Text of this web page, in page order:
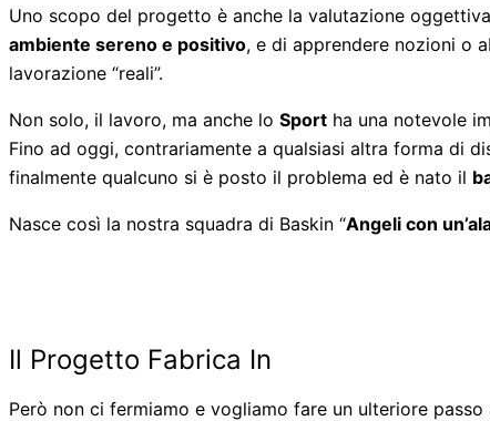
Uno scopo del progetto è anche la valutazione
ambiente sereno e positivo, e di apprendere nozioni o
lavorazione “reali”.
Non solo, il lavoro, ma anche lo Sport ha una notevole
Fino ad oggi, contrariamente a qualsiasi altra forma di
finalmente qualcuno si è posto il problema ed è nato il
Nasce così la nostra squadra di Baskin “Angeli con
Il Progetto Fabrica In
Però non ci fermiamo e vogliamo fare un ulteriore